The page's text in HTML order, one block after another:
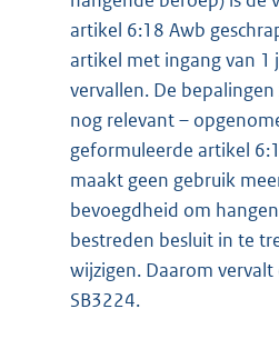
artikel 6:18 Awb
artikel met ingang van 1
vervallen. De
nog relevant –
geformuleerde artikel
maakt geen gebruik
bevoegdheid om
bestreden besluit in te
wijzigen. Daarom
SB3224.